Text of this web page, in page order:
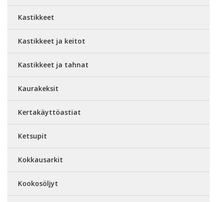
Kastikkeet
Kastikkeet ja keitot
Kastikkeet ja tahnat
Kaurakeksit
Kertakäyttöastiat
Ketsupit
Kokkausarkit
Kookosöljyt